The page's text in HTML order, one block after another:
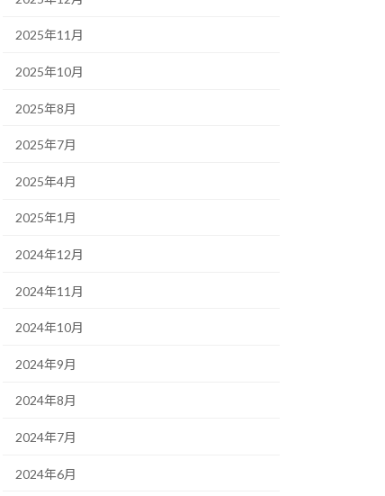
2025年11月
2025年10月
2025年8月
2025年7月
2025年4月
2025年1月
2024年12月
2024年11月
2024年10月
2024年9月
2024年8月
2024年7月
2024年6月